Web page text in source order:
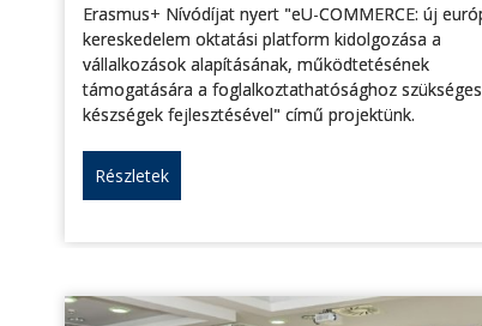
Erasmus+ Nívódíjat nyert "eU-COMMERCE: új
kereskedelem oktatási platform kidolgozása a
vállalkozások alapításának, működtetésének
támogatására a foglalkoztathatósághoz szükséges
készségek fejlesztésével" című projektünk.
Részletek